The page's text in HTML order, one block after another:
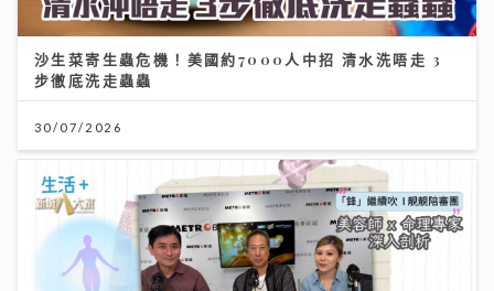
沙生菜寄生蟲危機！美國約7000人中招 清水洗唔走 3
步徹底洗走蟲蟲
30/07/2026